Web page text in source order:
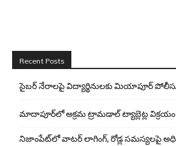
Recent Posts
సైబర్ నేరాలపై విద్యార్థినులకు మియాపూర్
మాదాపూర్‌లో అక్రమ ట్రామడాల్ ట్యాబ్లెట్ల
నిజాంపేట్‌లో వాటర్ లాగింగ్, రోడ్ల సమస్యలపై